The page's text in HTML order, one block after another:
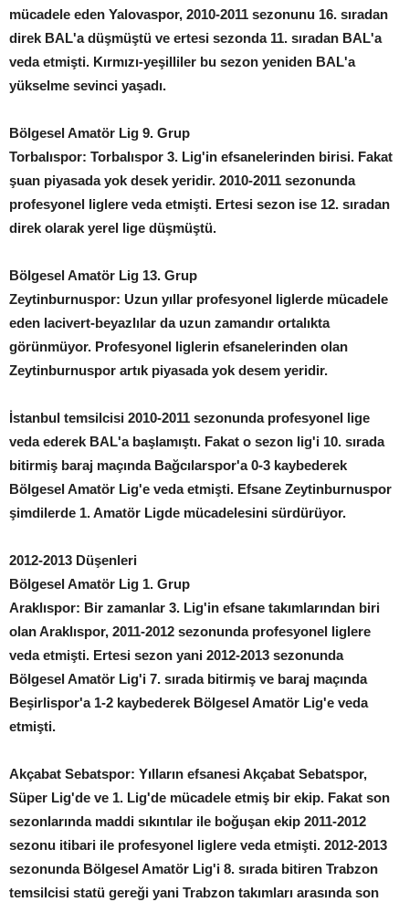
mücadele eden Yalovaspor, 2010-2011 sezonunu 16. sıradan
direk BAL'a düşmüştü ve ertesi sezonda 11. sıradan BAL'a
veda etmişti. Kırmızı-yeşilliler bu sezon yeniden BAL'a
yükselme sevinci yaşadı.
Bölgesel Amatör Lig 9. Grup
Torbalıspor: Torbalıspor 3. Lig'in efsanelerinden birisi. Fakat
şuan piyasada yok desek yeridir. 2010-2011 sezonunda
profesyonel liglere veda etmişti. Ertesi sezon ise 12. sıradan
direk olarak yerel lige düşmüştü.
Bölgesel Amatör Lig 13. Grup
Zeytinburnuspor: Uzun yıllar profesyonel liglerde mücadele
eden lacivert-beyazlılar da uzun zamandır ortalıkta
görünmüyor. Profesyonel liglerin efsanelerinden olan
Zeytinburnuspor artık piyasada yok desem yeridir.
İstanbul temsilcisi 2010-2011 sezonunda profesyonel lige
veda ederek BAL'a başlamıştı. Fakat o sezon lig'i 10. sırada
bitirmiş baraj maçında Bağcılarspor'a 0-3 kaybederek
Bölgesel Amatör Lig'e veda etmişti. Efsane Zeytinburnuspor
şimdilerde 1. Amatör Ligde mücadelesini sürdürüyor.
2012-2013 Düşenleri
Bölgesel Amatör Lig 1. Grup
Araklıspor: Bir zamanlar 3. Lig'in efsane takımlarından biri
olan Araklıspor, 2011-2012 sezonunda profesyonel liglere
veda etmişti. Ertesi sezon yani 2012-2013 sezonunda
Bölgesel Amatör Lig'i 7. sırada bitirmiş ve baraj maçında
Beşirlispor'a 1-2 kaybederek Bölgesel Amatör Lig'e veda
etmişti.
Akçabat Sebatspor: Yılların efsanesi Akçabat Sebatspor,
Süper Lig'de ve 1. Lig'de mücadele etmiş bir ekip. Fakat son
sezonlarında maddi sıkıntılar ile boğuşan ekip 2011-2012
sezonu itibari ile profesyonel liglere veda etmişti. 2012-2013
sezonunda Bölgesel Amatör Lig'i 8. sırada bitiren Trabzon
temsilcisi statü gereği yani Trabzon takımları arasında son